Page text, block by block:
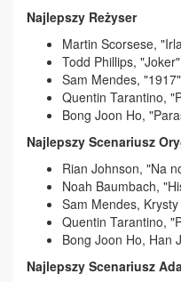
Najlepszy Reżyser
Martin Scorsese,
Todd Phillips, "Joker"
Sam Mendes, "1917"
Quentin Tarantino,
Bong Joon Ho,
Najlepszy Scenariusz
Rian Johnson, "Na
Noah Baumbach,
Sam Mendes,
Quentin Tarantino,
Bong Joon Ho, Han
Najlepszy Scenariusz